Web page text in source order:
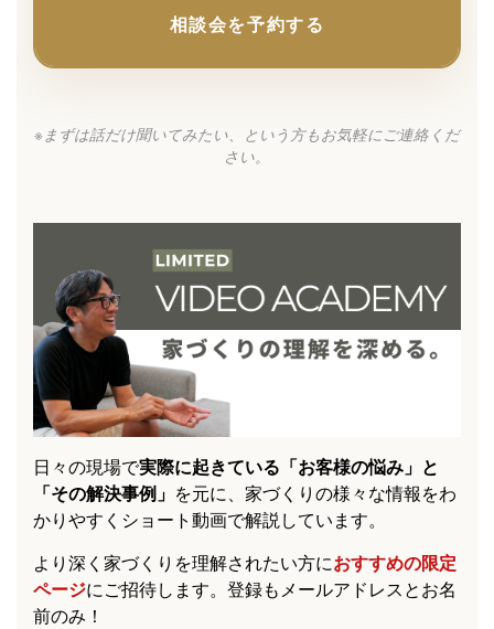
相談会を予約する
※まずは話だけ聞いてみたい、という方もお気軽にご連絡くだ
さい。
日々の現場で実際に起きている「お客様の悩み」と
「その解決事例」 を元に、家づくりの様々な情報をわ
かりやすくショート動画で解説しています。
より深く家づくりを理解されたい方におすすめの限定
ページにご招待します。登録もメールアドレスとお名
前のみ！